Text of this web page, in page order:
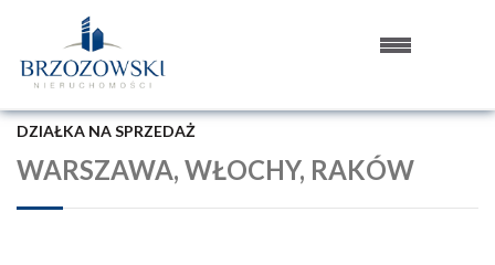
WARSZAWA, WŁOCHY, RAKÓW
DZIAŁKA NA SPRZEDAŻ